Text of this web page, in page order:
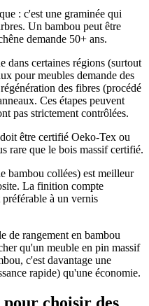
: c'est une graminée qui
Un bambou peut être
demande 50+ ans.
dans certaines régions (surtout
pour meubles demande des
des fibres (procédé
Ces étapes peuvent
pas strictement contrôlées.
être certifié Oeko-Tex ou
rare que le bois massif certifié.
bambou collées) est meilleur
La finition compte
à un vernis
de rangement en bambou
qu'un meuble en pin massif
c'est davantage une
rapide) qu'une économie.